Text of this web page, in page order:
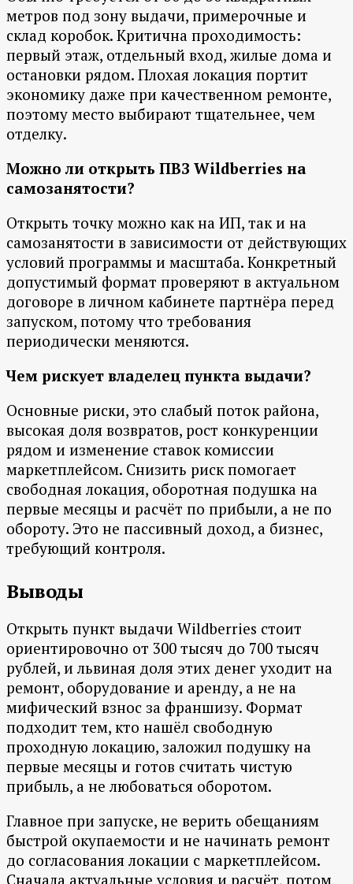
метров под зону выдачи, примерочные и
склад коробок. Критична проходимость:
первый этаж, отдельный вход, жилые дома и
остановки рядом. Плохая локация портит
экономику даже при качественном ремонте,
поэтому место выбирают тщательнее, чем
отделку.
Можно ли открыть ПВЗ Wildberries на
самозанятости?
Открыть точку можно как на ИП, так и на
самозанятости в зависимости от действующих
условий программы и масштаба. Конкретный
допустимый формат проверяют в актуальном
договоре в личном кабинете партнёра перед
запуском, потому что требования
периодически меняются.
Чем рискует владелец пункта выдачи?
Основные риски, это слабый поток района,
высокая доля возвратов, рост конкуренции
рядом и изменение ставок комиссии
маркетплейсом. Снизить риск помогает
свободная локация, оборотная подушка на
первые месяцы и расчёт по прибыли, а не по
обороту. Это не пассивный доход, а бизнес,
требующий контроля.
Выводы
Открыть пункт выдачи Wildberries стоит
ориентировочно от 300 тысяч до 700 тысяч
рублей, и львиная доля этих денег уходит на
ремонт, оборудование и аренду, а не на
мифический взнос за франшизу. Формат
подходит тем, кто нашёл свободную
проходную локацию, заложил подушку на
первые месяцы и готов считать чистую
прибыль, а не любоваться оборотом.
Главное при запуске, не верить обещаниям
быстрой окупаемости и не начинать ремонт
до согласования локации с маркетплейсом.
Сначала актуальные условия и расчёт, потом